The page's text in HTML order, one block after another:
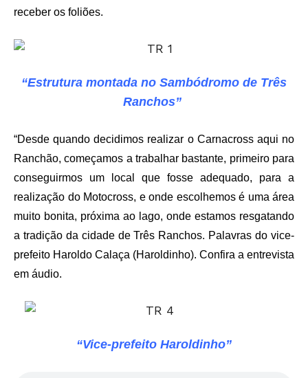
receber os foliões.
“Estrutura montada no Sambódromo de Três
Ranchos”
“Desde quando decidimos realizar o Carnacross aqui no
Ranchão, começamos a trabalhar bastante, primeiro para
conseguirmos um local que fosse adequado, para a
realização do Motocross, e onde escolhemos é uma área
muito bonita, próxima ao lago, onde estamos resgatando
a tradição da cidade de Três Ranchos. Palavras do vice-
prefeito Haroldo Calaça (Haroldinho). Confira a entrevista
em áudio.
“Vice-prefeito Haroldinho”